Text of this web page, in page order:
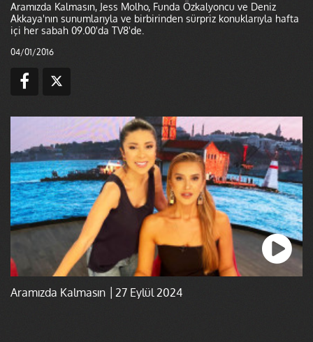
Aramızda Kalmasın, Jess Molho, Funda Özkalyoncu ve Deniz
Akkaya'nın sunumlarıyla ve birbirinden sürpriz konuklarıyla hafta
içi her sabah 09.00'da TV8'de.
04/01/2016
Aramızda Kalmasın │27 Eylül 2024